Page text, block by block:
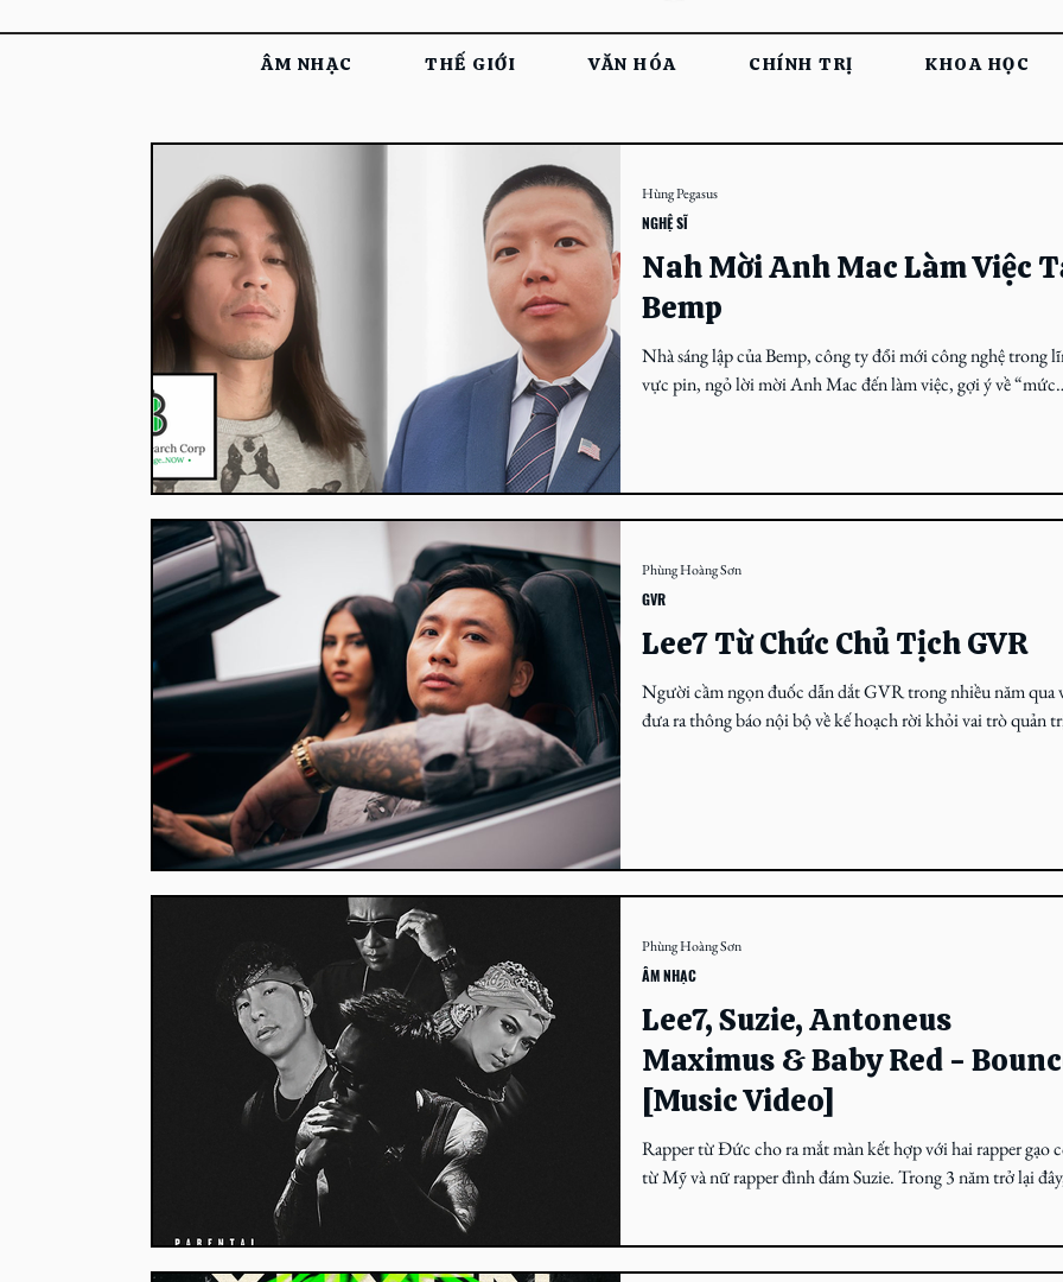
ÂM NHẠC THẾ GIỚI VĂN HÓA CHÍNH TRỊ KHOA HỌC
Nah Mời Anh Mac Làm Việc
Bemp
Nhà sáng lập của Bemp, công ty đổi mới công nghệ trong
vực pin, ngỏ lời mời Anh Mac đến làm việc, gợi ý về “mức
NGHỆ SĨ
Hùng Pegasus
Lee7 Từ Chức Chủ Tịch GVR
Người cầm ngọn đuốc dẫn dắt GVR trong nhiều năm qua
đưa ra thông báo nội bộ về kế hoạch rời khỏi vai trò quản
GVR
Phùng Hoàng Sơn
Lee7, Suzie, Antoneus
Maximus & Baby Red -
[Music Video]
Rapper từ Đức cho ra mắt màn kết hợp với hai rapper gạo
từ Mỹ và nữ rapper đình đám Suzie. Trong 3 năm trở lại
ÂM NHẠC
Phùng Hoàng Sơn